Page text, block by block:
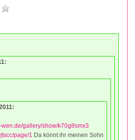
wen.de/gallery/show/k70g8smx3
page/1 Da könnt ihr meinen Sohn